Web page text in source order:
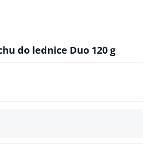
do lednice Duo 120 g